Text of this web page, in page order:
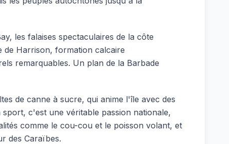
les falaises spectaculaires de la côte
de Harrison, formation calcaire
remarquables. Un plan de la Barbade
de canne à sucre, qui anime l'île avec des
c'est une véritable passion nationale,
comme le cou-cou et le poisson volant, et
des Caraïbes.